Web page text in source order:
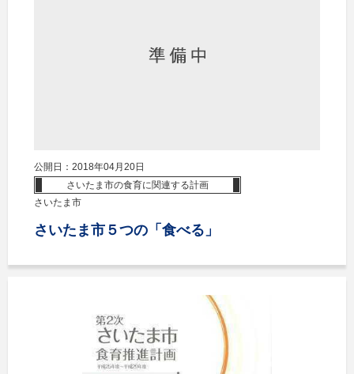
公開日：2018年04月20日
さいたま市の食育に関連する計画
さいたま市
さいたま市５つの「食べる」